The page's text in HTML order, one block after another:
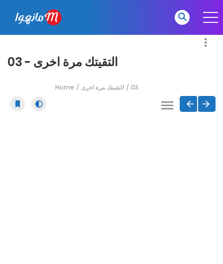
التقيتك مرة اخرى - 03
Home التقيتك مرة اخرى 03